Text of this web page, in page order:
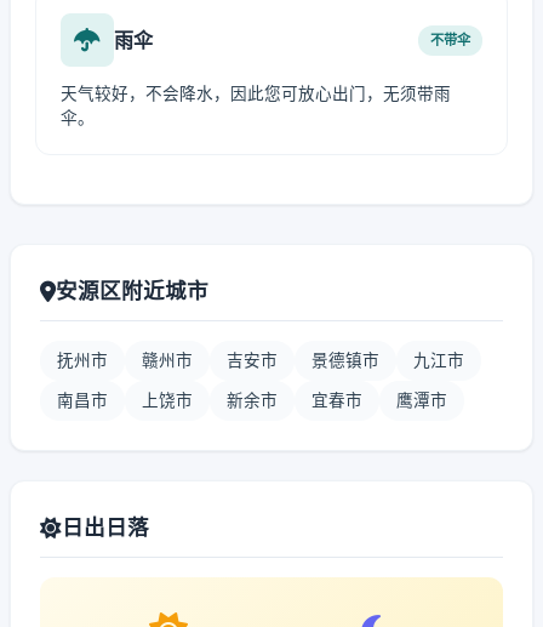
雨伞 不带伞
天气较好，不会降水，因此您可放心出门，无须带雨
伞。
安源区附近城市
抚州市 赣州市 吉安市 景德镇市 九江市
南昌市 上饶市 新余市 宜春市 鹰潭市
日出日落